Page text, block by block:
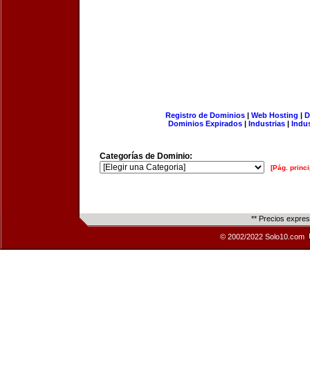
Registro de Dominios| Web Hosting |
Dominios Expirados | Industrias |
Categorías de Dominio:
[Pág.
** Precios
© 2002/2022 Solo10.com